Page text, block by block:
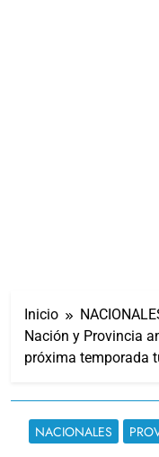
Inicio
Nación y Provincia
próxima temporada
NACIONALES